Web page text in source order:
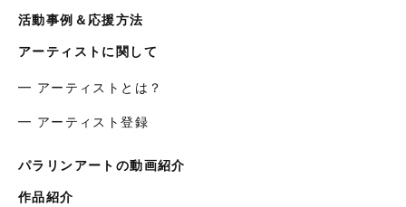
活動事例＆応援方法
アーティストに関して
━ アーティストとは？
━ アーティスト登録
パラリンアートの動画紹介
作品紹介